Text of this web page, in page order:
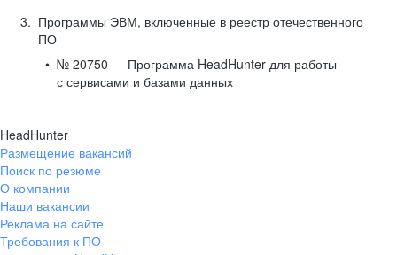
Программы ЭВМ, включенные в реестр отечественного
ПО
№ 20750 — Программа HeadHunter для работы
с сервисами и базами данных
HeadHunter
Размещение вакансий
Поиск по резюме
О компании
Наши вакансии
Реклама на сайте
Требования к ПО